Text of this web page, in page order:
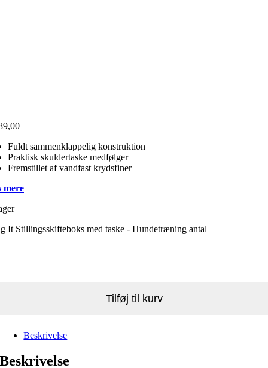
Fuldt sammenklappelig konstruktion
Praktisk skuldertaske medfølger
Fremstillet af vandfast krydsfiner
mere
It Stillingsskifteboks med taske - Hundetræning antal
Tilføj til kurv
Beskrivelse
Beskrivelse